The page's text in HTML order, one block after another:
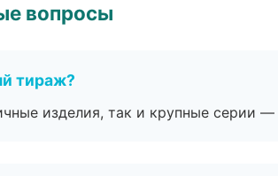
вопросы
тираж?
изделия, так и крупные серии —